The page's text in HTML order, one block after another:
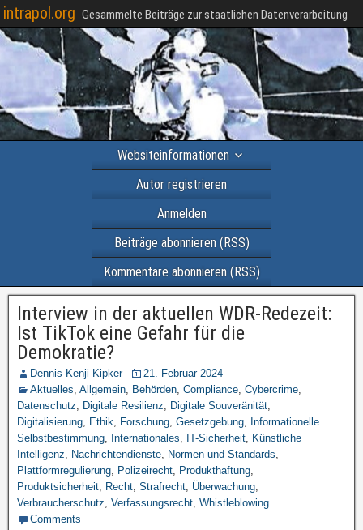
intrapol.org Gesammelte Beiträge zur staatlichen Datenverarbeitung
Websiteinformationen
Autor registrieren
Anmelden
Beiträge abonnieren (RSS)
Kommentare abonnieren (RSS)
Interview in der aktuellen WDR-Redezeit:
Ist TikTok eine Gefahr für die
Demokratie?
Dennis-Kenji Kipker
21. Februar 2024
Aktuelles, Allgemein, Behörden, Compliance, Cybercrime,
Datenschutz, Digitale Resilienz, Digitale Souveränität,
Digitalisierung, Ethik, Forschung, Gesetzgebung, Informationelle
Selbstbestimmung, Internationales, IT-Sicherheit, Künstliche
Intelligenz, Nachrichtendienste, Normen und Standards,
Plattformregulierung, Polizeirecht, Produkthaftung,
Produktsicherheit, Recht, Strafrecht, Überwachung,
Verbraucherschutz, Verfassungsrecht, Whistleblowing
Comments